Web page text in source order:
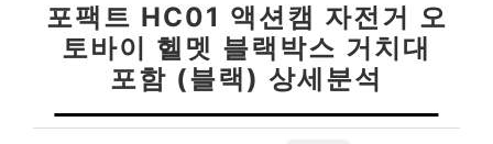
포팩트 HC01 액션캠 자전거 오
토바이 헬멧 블랙박스 거치대
포함 (블랙) 상세분석